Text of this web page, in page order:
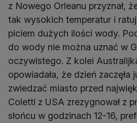
z Nowego Orleanu przyznał,
tak wysokich temperatur i
piciem dużych ilości wody.
do wody nie można uznać w
oczywistego. Z kolei
opowiadała, że dzień zaczęła
zwiedzać miasto przed
Coletti z USA zrezygnował z
słońcu w godzinach 12-16,